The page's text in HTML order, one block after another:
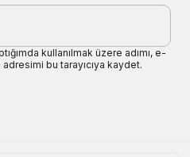
kullanılmak üzere adımı, e-
bu tarayıcıya kaydet.